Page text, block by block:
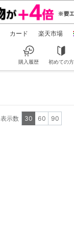
カード 楽天市場
購入履歴 初めての方
表示数 30 60 90